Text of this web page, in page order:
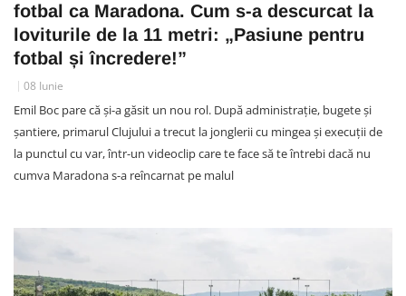
fotbal ca Maradona. Cum s-a descurcat la
loviturile de la 11 metri: „Pasiune pentru
fotbal și încredere!”
08 Iunie
Emil Boc pare că și-a găsit un nou rol. După administrație, bugete și
șantiere, primarul Clujului a trecut la jonglerii cu mingea și execuții de
la punctul cu var, într-un videoclip care te face să te întrebi dacă nu
cumva Maradona s-a reîncarnat pe malul